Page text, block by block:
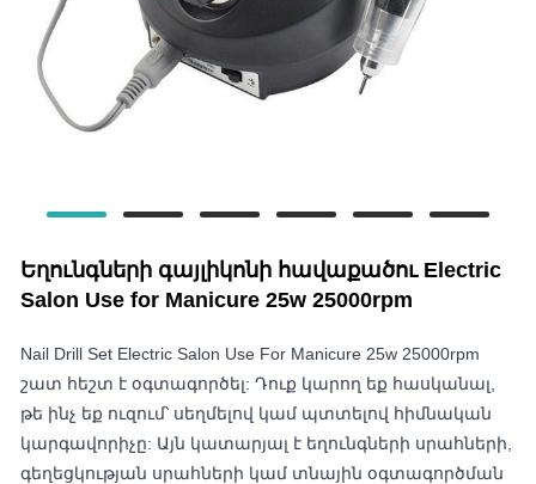
Եղունգների գայլիկոնի հավաքածու Electric
Salon Use for Manicure 25w 25000rpm
Nail Drill Set Electric Salon Use For Manicure 25w 25000rpm
շատ հեշտ է օգտագործել: Դուք կարող եք հասկանալ,
թե ինչ եք ուզում՝ սեղմելով կամ պտտելով հիմնական
կարգավորիչը: Այն կատարյալ է եղունգների սրահների,
գեղեցկության սրահների կամ տնային օգտագործման